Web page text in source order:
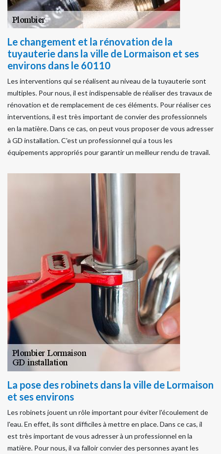
Le changement et la rénovation de la
tuyauterie dans la ville de Lormaison et ses
environs dans le 60110
Les interventions qui se réalisent au niveau de la tuyauterie sont
multiples. Pour nous, il est indispensable de réaliser des travaux de
rénovation et de remplacement de ces éléments. Pour réaliser ces
interventions, il est très important de convier des professionnels
en la matière. Dans ce cas, on peut vous proposer de vous adresser
à GD installation. C'est un professionnel qui a tous les
équipements appropriés pour garantir un meilleur rendu de travail.
La pose des robinets dans la ville de Lormaison
et ses environs
Les robinets jouent un rôle important pour éviter l'écoulement de
l'eau. En effet, ils sont difficiles à mettre en place. Dans ce cas, il
est très important de vous adresser à un professionnel en la
matière. Pour nous, il va falloir convier des personnes ayant les